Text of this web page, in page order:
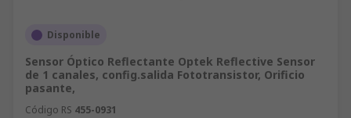
Disponible
Sensor Óptico Reflectante Optek Reflective Sensor
de 1 canales, config.salida Fototransistor, Orificio
pasante,
Código RS 455-0931